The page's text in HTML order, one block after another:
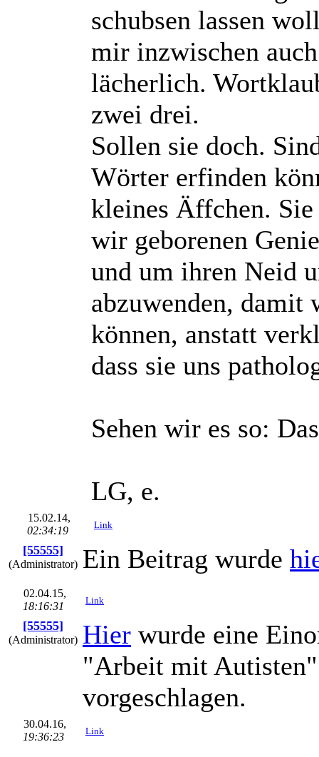
schubsen lassen
mir inzwischen
lächerlich.
zwei drei.
Sollen sie doch.
Wörter erfinden
kleines Äffchen.
wir geborenen
und um ihren Neid
abzuwenden,
können, anstatt
dass sie uns
Sehen wir es so:
LG, e.
15.02.14,
02:34:19
Link
[55555]
(Administrator) Ein Beitrag wurde
02.04.15,
18:16:31
Link
[55555]
(Administrator) Hier wurde eine
"Arbeit mit
vorgeschlagen.
30.04.16,
19:36:23
Link